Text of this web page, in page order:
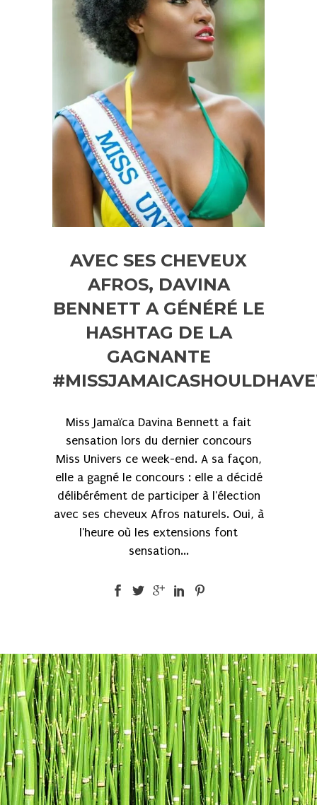
AVEC SES CHEVEUX
AFROS, DAVINA
BENNETT A GÉNÉRÉ LE
HASHTAG DE LA
GAGNANTE
Miss Jamaïca Davina Bennett a fait
sensation lors du dernier concours
Miss Univers ce week-end. A sa façon,
elle a gagné le concours : elle a décidé
délibérément de participer à l'élection
avec ses cheveux Afros naturels. Oui, à
l'heure où les extensions font
sensation...